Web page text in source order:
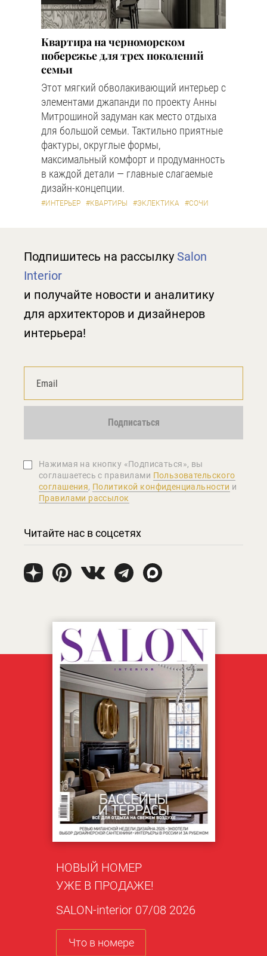
Квартира на черноморском
побережье для трех поколений
семьи
Этот мягкий обволакивающий интерьер с
элементами джапанди по проекту Анны
Митрошиной задуман как место отдыха
для большой семьи. Тактильно приятные
фактуры, округлые формы,
максимальный комфорт и продуманность
в каждой детали — главные слагаемые
дизайн-концепции.
#ИНТЕРЬЕР #КВАРТИРЫ #ЭКЛЕКТИКА #СОЧИ
Подпишитесь на рассылку Salon
Interior
и получайте новости и аналитику
для архитекторов и дизайнеров
интерьера!
Подписаться
Нажимая на кнопку «Подписаться», вы
соглашаетеcь с правилами Пользовательского
соглашения, Политикой конфиденциальности и
Правилами рассылок
Читайте нас в соцсетях
НОВЫЙ НОМЕР
УЖЕ В ПРОДАЖЕ!
SALON-interior 07/08 2026
Что в номере